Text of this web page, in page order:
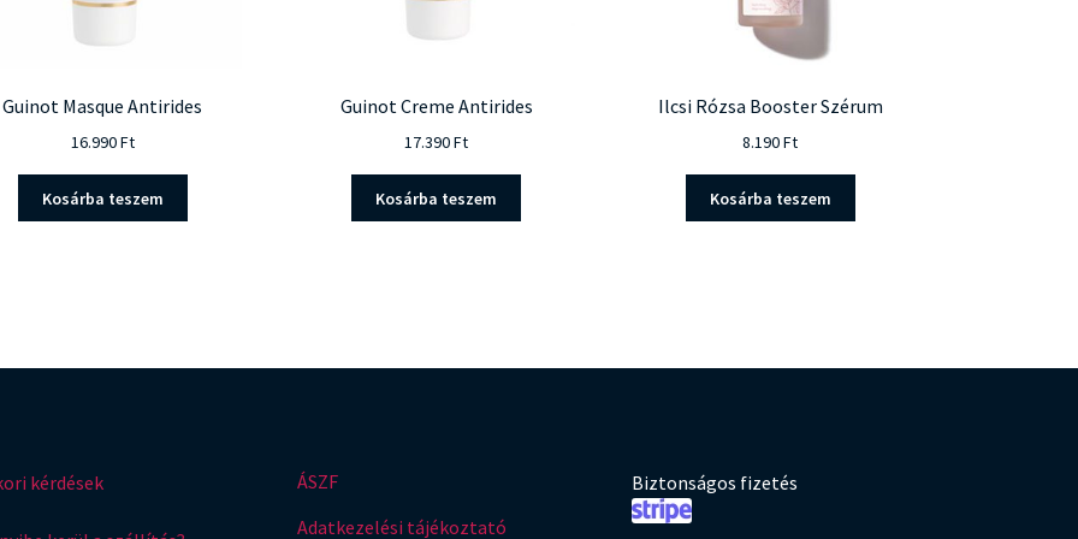
Guinot Masque Antirides
16.990Ft
Kosárba teszem
Guinot Creme Antirides
17.390Ft
Kosárba teszem
Ilcsi Rózsa Booster Szérum
8.190Ft
Kosárba teszem
kérdések
ÁSZF
Adatkezelési tájékoztató
Biztonságos fizetés